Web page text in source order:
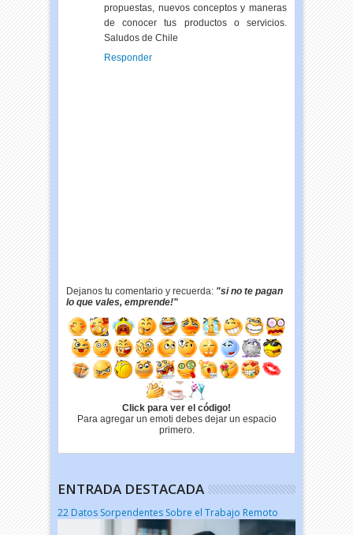
propuestas, nuevos conceptos y maneras
de conocer tus productos o servicios.
Saludos de Chile
Responder
Dejanos tu comentario y recuerda: "si no te pagan
lo que vales, emprende!"
Click para ver el código!
Para agregar un emoti debes dejar un espacio
primero.
ENTRADA DESTACADA
22 Datos Sorpendentes Sobre el Trabajo Remoto